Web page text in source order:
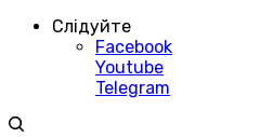
Слідуйте
Facebook
Youtube
Telegram